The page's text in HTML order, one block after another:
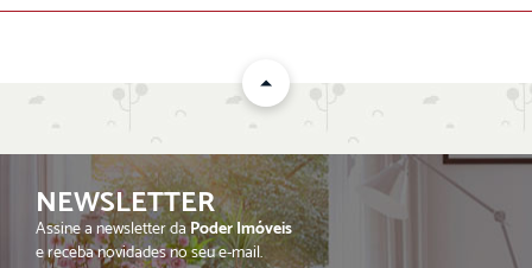
ENVIAR
NEWSLETTER
Assine a newsletter daPoder Imóveis
e receba novidades no seu e-mail.